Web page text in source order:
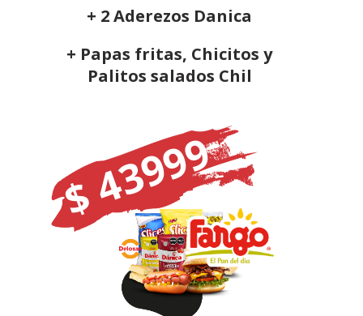
+ 2 Aderezos Danica
+ Papas fritas, Chicitos y
Palitos salados Chil
$ 43999